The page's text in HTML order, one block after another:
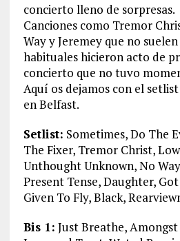
concierto lleno de sorpresas.
Canciones como Tremor
Way y Jeremey que no
habituales hicieron acto de
concierto que no tuvo
Aquí os dejamos con el
en Belfast.
Setlist: Sometimes, Do The
The Fixer, Tremor Christ,
Unthought Unknown, No
Present Tense, Daughter, Got
Given To Fly, Black,
Bis 1: Just Breathe,